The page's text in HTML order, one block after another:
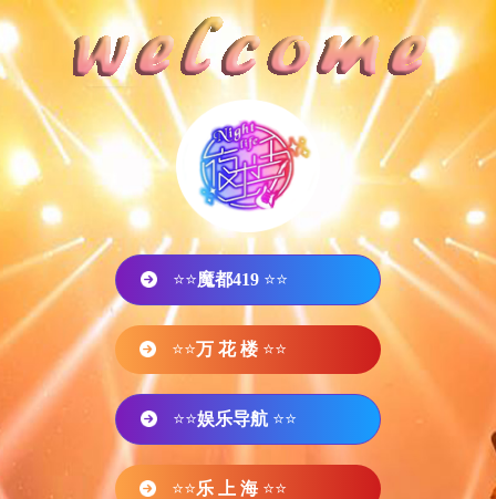
⭐⭐魔都419 ⭐⭐
⭐⭐万 花 楼 ⭐⭐
⭐⭐娱乐导航 ⭐⭐
⭐⭐乐 上 海 ⭐⭐